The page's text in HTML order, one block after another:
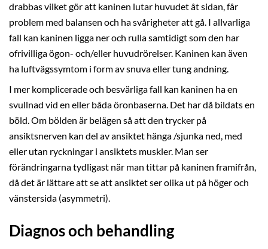
drabbas vilket gör att kaninen lutar huvudet åt sidan, får
problem med balansen och ha svårigheter att gå. I allvarliga
fall kan kaninen ligga ner och rulla samtidigt som den har
ofrivilliga ögon- och/eller huvudrörelser. Kaninen kan även
ha luftvägssymtom i form av snuva eller tung andning.
I mer komplicerade och besvärliga fall kan kaninen ha en
svullnad vid en eller båda öronbaserna. Det har då bildats en
böld. Om bölden är belägen så att den trycker på
ansiktsnerven kan del av ansiktet hänga /sjunka ned, med
eller utan ryckningar i ansiktets muskler. Man ser
förändringarna tydligast när man tittar på kaninen framifrån,
då det är lättare att se att ansiktet ser olika ut på höger och
vänstersida (asymmetri).
Diagnos och behandling